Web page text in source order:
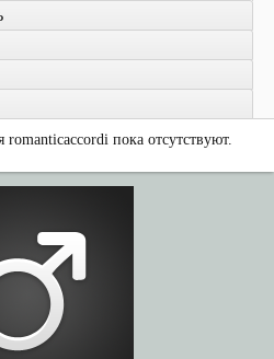
пока отсутствуют.